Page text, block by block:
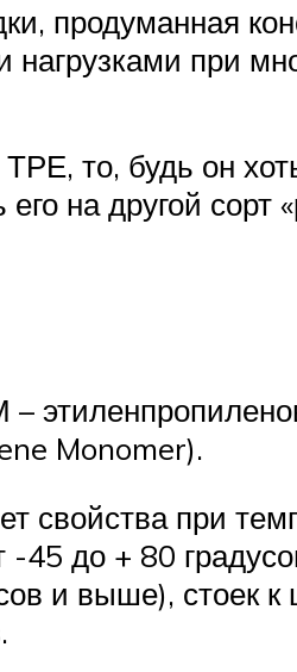
продуманная
при
то, будь он
на другой сорт
Monomer).
свойства при
до + 80
и выше), стоек к